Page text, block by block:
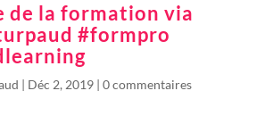
de la formation via
#formpro
| Déc 2, 2019| 0 commentaires